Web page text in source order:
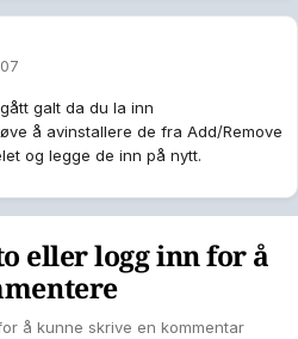
galt da du la inn
å avinstallere de fra Add/Remove
og legge de inn på nytt.
eller logg inn for å
å kunne skrive en kommentar